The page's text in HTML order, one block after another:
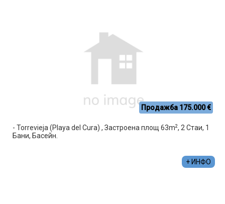
Продажба 175.000 €
- Torrevieja (Playa del Cura) , Застроена площ 63m2, 2 Стаи, 1
Бани, Басейн.
+ ИНФО